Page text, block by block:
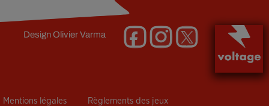
DesignOlivier Varma
Mentions légales Règlements des jeux